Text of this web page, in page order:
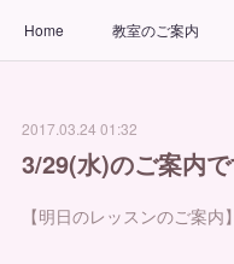
Home 教室のご案内
お問い合わせ 出張ヨガ教
2017.03.24 01:32
3/29(水)のご案内
【明日のレッスンのご案内】